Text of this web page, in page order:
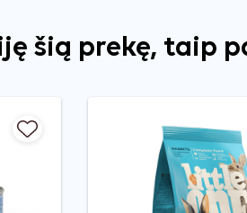
šią prekę, taip